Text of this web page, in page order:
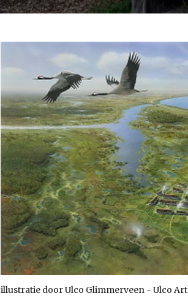
illustratie door Ulco Glimmerveen - Ulco Art